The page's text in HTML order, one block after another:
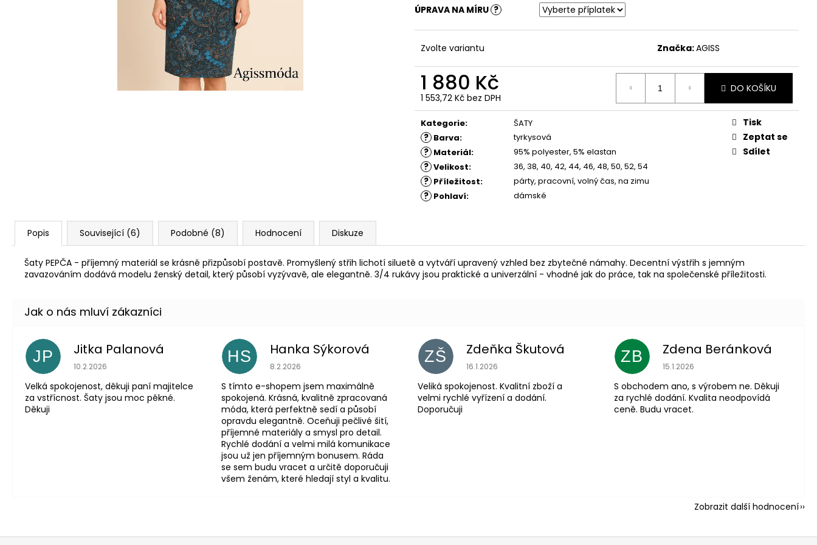
ÚPRAVA NA MÍRU ?
Zvolte variantu Značka:AGISS
1 880 Kč
1 553,72 Kč bez DPH
Měrná
cena:
DO KOŠÍKU
Kategorie: ŠATY
? Barva: tyrkysová
? Materiál: 95% polyester, 5% elastan
? Velikost: 36, 38, 40, 42, 44, 46, 48, 50, 52, 54
? Příležitost: párty, pracovní, volný čas, na zimu
? Pohlaví: dámské
Tisk
Zeptat se
Sdílet
Popis Související (6) Podobné (8) Hodnocení Diskuze
Šaty PEPČA - příjemný materiál se krásně přizpůsobí postavě. Promyšlený střih lichotí siluetě a vytváří upravený vzhled bez zbytečné námahy. Decentní výstřih s jemným
zavazováním dodává modelu ženský detail, který působí vyzývavě, ale elegantně. 3/4 rukávy jsou praktické a univerzální - vhodné jak do práce, tak na společenské příležitosti.
JP Jitka Palanová
Hodnocení obchodu je 5 z 5 hvězdiček.
10.2.2026
Velká spokojenost, děkuji paní majitelce
za vstřícnost. Šaty jsou moc pěkné.
Děkuji
HS Hanka Sýkorová
Hodnocení obchodu je 5 z 5 hvězdiček.
8.2.2026
S tímto e-shopem jsem maximálně
spokojená. Krásná, kvalitně zpracovaná
móda, která perfektně sedí a působí
opravdu elegantně. Oceňuji pečlivé šití,
příjemné materiály a smysl pro detail.
Rychlé dodání a velmi milá komunikace
jsou už jen příjemným bonusem. Ráda
se sem budu vracet a určitě doporučuji
všem ženám, které hledají styl a kvalitu.
ZŠ Zdeňka Škutová
Hodnocení obchodu je 5 z 5 hvězdiček.
16.1.2026
Veliká spokojenost. Kvalitní zboží a
velmi rychlé vyřízení a dodání.
Doporučuji
ZB Zdena Beránková
Hodnocení obchodu je 1 z 5
15.1.2026
S obchodem ano, s výrobem ne. Děkuji
za rychlé dodání. Kvalita neodpovídá
ceně. Budu vracet.
Zobrazit další hodnocení
ŠATY LUCKA - POUZDROVÉ ŠATY
ŠATY NORA - PŘILÉHAVÉ ŠATY
1 780 Kč